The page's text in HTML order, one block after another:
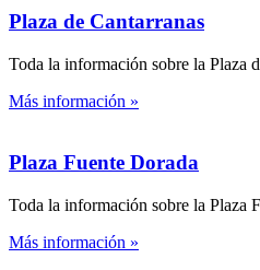
Plaza de Cantarranas
Toda la información sobre la Plaza
Más información »
Plaza Fuente Dorada
Toda la información sobre la Plaza
Más información »